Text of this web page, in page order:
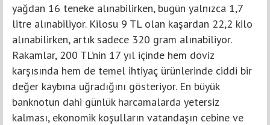
yağdan 16 teneke alınabilirken, bugün yalnızca 1,7
litre alınabiliyor. Kilosu 9 TL olan kaşardan 22,2 kilo
alınabilirken, artık sadece 320 gram alınabiliyor.
Rakamlar, 200 TL’nin 17 yıl içinde hem döviz
karşısında hem de temel ihtiyaç ürünlerinde ciddi bir
değer kaybına uğradığını gösteriyor. En büyük
banknotun dahi günlük harcamalarda yetersiz
kalması, ekonomik koşulların vatandaşın cebine ve